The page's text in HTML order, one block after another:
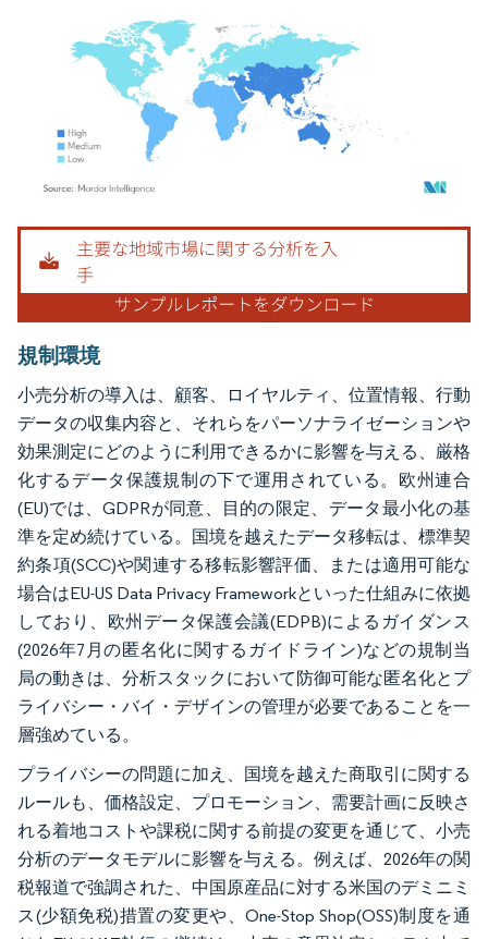
画像 © Mordor Intelligence。再利用にはCC BY 4.0の表示が必要です。
規制環境
小売分析の導入は、顧客、ロイヤルティ、位置情報、行動
データの収集内容と、それらをパーソナライゼーションや
効果測定にどのように利用できるかに影響を与える、厳格
化するデータ保護規制の下で運用されている。欧州連合
(EU)では、GDPRが同意、目的の限定、データ最小化の基
準を定め続けている。国境を越えたデータ移転は、標準契
約条項(SCC)や関連する移転影響評価、または適用可能な
場合はEU-US Data Privacy Frameworkといった仕組みに依拠
しており、欧州データ保護会議(EDPB)によるガイダンス
(2026年7月の匿名化に関するガイドライン)などの規制当
局の動きは、分析スタックにおいて防御可能な匿名化とプ
ライバシー・バイ・デザインの管理が必要であることを一
層強めている。
プライバシーの問題に加え、国境を越えた商取引に関する
ルールも、価格設定、プロモーション、需要計画に反映さ
れる着地コストや課税に関する前提の変更を通じて、小売
分析のデータモデルに影響を与える。例えば、2026年の関
税報道で強調された、中国原産品に対する米国のデミニミ
ス(少額免税)措置の変更や、One-Stop Shop(OSS)制度を通